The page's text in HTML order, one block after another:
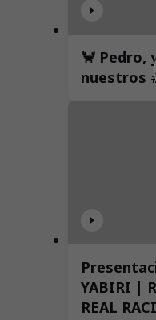
🦀 Pedro,
nuestros
YABIRI |
REAL